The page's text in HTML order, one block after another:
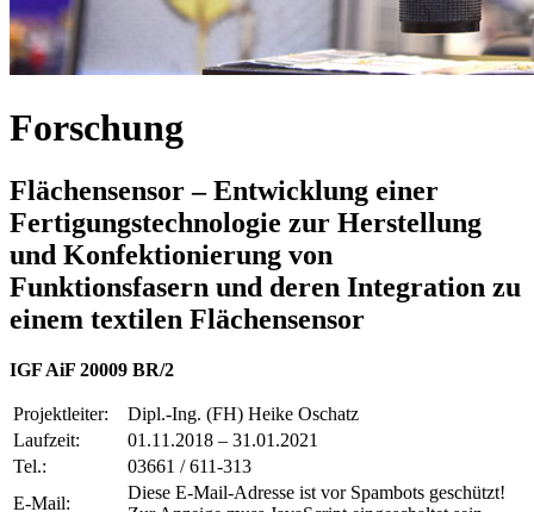
Forschung
Flächensensor – Entwicklung einer
Fertigungstechnologie zur Herstellung
und Konfektionierung von
Funktionsfasern und deren Integration zu
einem textilen Flächensensor
IGF AiF 20009 BR/2
Projektleiter:
Dipl.-Ing. (FH) Heike Oschatz
Laufzeit:
01.11.2018 – 31.01.2021
Tel.:
03661 / 611-313
E-Mail:
Diese E-Mail-Adresse ist vor Spambots geschützt!